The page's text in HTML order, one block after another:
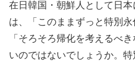
在日韓国・朝鮮人として日
は、「このままずっと特別
「そろそろ帰化を考えるべ
いのではないでしょうか。特